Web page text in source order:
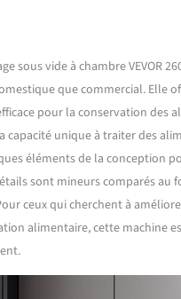
poudres aux pâtes,
vide à chambre
tout ! Qu'il s'agisse
d'aliments, de
médicaments, de
aquatiques, de matières
premières ou de
composants
scellez en toute
sous vide à chambre VEVOR
que commercial. Elle
pour la conservation des
capacité unique à traiter des
éléments de la conception
sont mineurs comparés au
ceux qui cherchent à
alimentaire, cette machine